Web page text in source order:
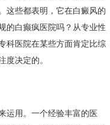
这些都表明，它在白癜风的
的白癫疯医院吗？从专业性
科医院在某些方面肯定比综
度决定的。
运用。一个经验丰富的医